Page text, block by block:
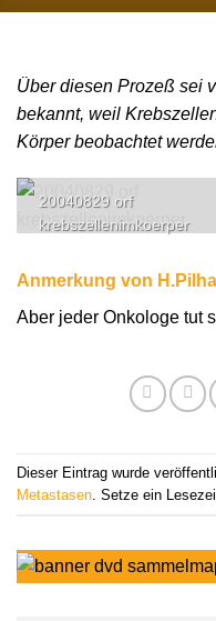
Über diesen Prozeß sei
bekannt, weil
Körper beobachtet
20040829 orf
krebszellenimkoerper
Anmerkung von
Aber jeder Onkologe tut
Dieser Eintrag wurde
Metastasen . Setze ein